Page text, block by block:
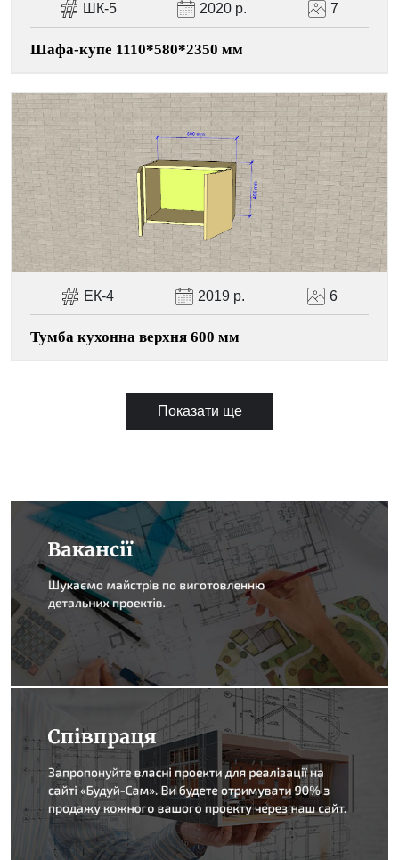
ШК-5 2020 р. 7
Шафа-купе 1110*580*2350 мм
ЕК-4 2019 р. 6
Тумба кухонна верхня 600 мм
Показати ще